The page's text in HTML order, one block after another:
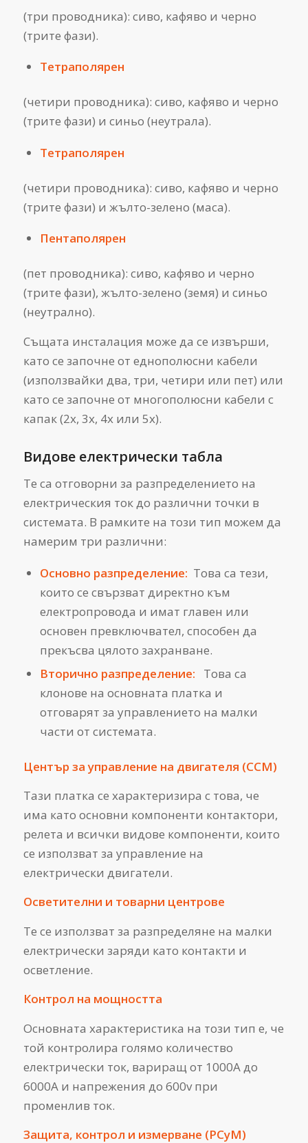
(три проводника): сиво, кафяво и черно
(трите фази).
Тетраполярен
(четири проводника): сиво, кафяво и черно
(трите фази) и синьо (неутрала).
Тетраполярен
(четири проводника): сиво, кафяво и черно
(трите фази) и жълто-зелено (маса).
Пентаполярен
(пет проводника): сиво, кафяво и черно
(трите фази), жълто-зелено (земя) и синьо
(неутрално).
Същата инсталация може да се извърши,
като се започне от еднополюсни кабели
(използвайки два, три, четири или пет) или
като се започне от многополюсни кабели с
капак (2x, 3x, 4x или 5x).
Видове електрически табла
Те са отговорни за разпределението на
електрическия ток до различни точки в
системата. В рамките на този тип можем да
намерим три различни:
Основно разпределение: Това са тези,
които се свързват директно към
електропровода и имат главен или
основен превключвател, способен да
прекъсва цялото захранване.
Вторично разпределение:
Това са
клонове на основната платка и
отговарят за управлението на малки
части от системата.
Център за управление на двигателя (CCM)
Тази платка се характеризира с това, че
има като основни компоненти контактори,
релета и всички видове компоненти, които
се използват за управление на
електрически двигатели.
Осветителни и товарни центрове
Те се използват за разпределяне на малки
електрически заряди като контакти и
осветление.
Контрол на мощността
Основната характеристика на този тип е, че
той контролира голямо количество
електрически ток, вариращ от 1000A до
6000A и напрежения до 600v при
променлив ток.
Защита, контрол и измерване (PCyM)